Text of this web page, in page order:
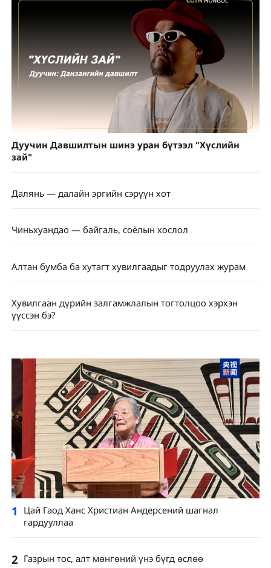
Дуучин Давшилтын шинэ уран бүтээл "Хүслийн
зай"
Далянь — далайн эргийн сэрүүн хот
Чиньхуандао — байгаль, соёлын хослол
Алтан бумба ба хутагт хувилгаадыг тодруулах журам
Хувилгаан дүрийн залгамжлалын тогтолцоо хэрхэн
үүссэн бэ?
1
Цай Гаод Ханс Христиан Андерсений шагнал
гардууллаа
2 Газрын тос, алт мөнгөний үнэ бүгд өслөө